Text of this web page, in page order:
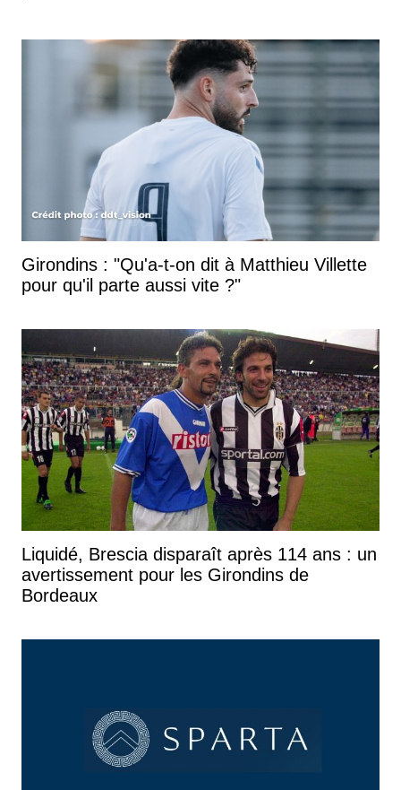
Girondins : "Qu'a-t-on dit à Matthieu Villette
pour qu'il parte aussi vite ?"
Liquidé, Brescia disparaît après 114 ans : un
avertissement pour les Girondins de
Bordeaux